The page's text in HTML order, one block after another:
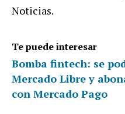
Noticias.
Te puede interesar
Bomba fintech: se
Mercado Libre y
con Mercado Pago